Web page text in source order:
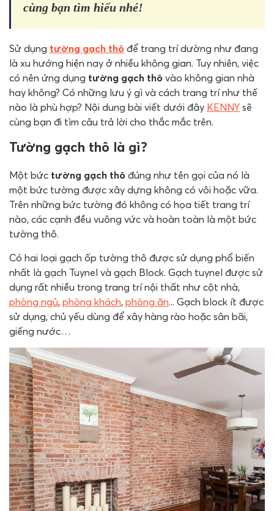
cùng bạn tìm hiểu nhé!
Sử dụng tường gạch thô để trang trí dường như đang
là xu hướng hiện nay ở nhiều không gian. Tuy nhiên, việc
có nên ứng dụng tường gạch thô vào không gian nhà
hay không? Có những lưu ý gì và cách trang trí như thế
nào là phù hợp? Nội dung bài viết dưới đây KENNY sẽ
cùng bạn đi tìm câu trả lời cho thắc mắc trên.
Tường gạch thô là gì?
Một bức tường gạch thô đúng như tên gọi của nó là
một bức tường được xây dựng không có vôi hoặc vữa.
Trên những bức tường đó không có họa tiết trang trí
nào, các cạnh đều vuông vức và hoàn toàn là một bức
tường thô.
Có hai loại gạch ốp tường thô được sử dụng phổ biến
nhất là gạch Tuynel và gạch Block. Gạch tuynel được sử
dụng rất nhiều trong trang trí nội thất như cột nhà,
phòng ngủ, phòng khách, phòng ăn... Gạch block ít được
sử dụng, chủ yếu dùng để xây hàng rào hoặc sân bãi,
giếng nước…